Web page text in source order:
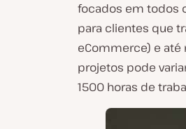
focados em todos
para clientes que
eCommerce) e
projetos pode
1500 horas de